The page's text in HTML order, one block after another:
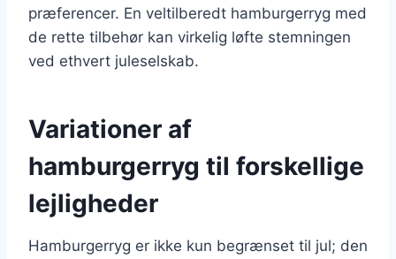
præferencer. En veltilberedt hamburgerryg med
de rette tilbehør kan virkelig løfte stemningen
ved ethvert juleselskab.
Variationer af
hamburgerryg til forskellige
lejligheder
Hamburgerryg er ikke kun begrænset til jul; den